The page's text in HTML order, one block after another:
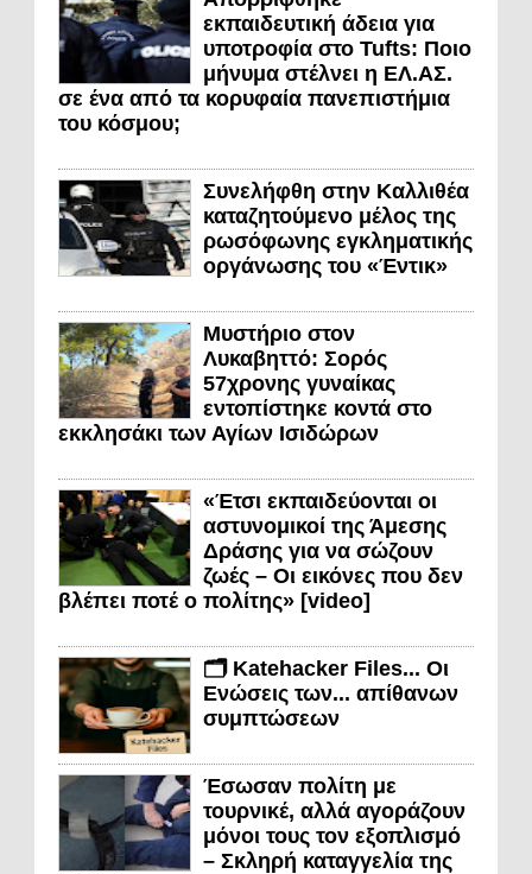
εκπαιδευτική άδεια για
υποτροφία στο Tufts: Ποιο
μήνυμα στέλνει η ΕΛ.ΑΣ.
σε ένα από τα κορυφαία πανεπιστήμια
του κόσμου;
Συνελήφθη στην Καλλιθέα
καταζητούμενο μέλος της
ρωσόφωνης εγκληματικής
οργάνωσης του «Έντικ»
Μυστήριο στον
Λυκαβηττό: Σορός
57χρονης γυναίκας
εντοπίστηκε κοντά στο
εκκλησάκι των Αγίων Ισιδώρων
«Έτσι εκπαιδεύονται οι
αστυνομικοί της Άμεσης
Δράσης για να σώζουν
ζωές – Οι εικόνες που δεν
βλέπει ποτέ ο πολίτης» [video]
🗂️ Katehacker Files... Οι
Ενώσεις των... απίθανων
συμπτώσεων
Έσωσαν πολίτη με
τουρνικέ, αλλά αγοράζουν
μόνοι τους τον εξοπλισμό
– Σκληρή καταγγελία της